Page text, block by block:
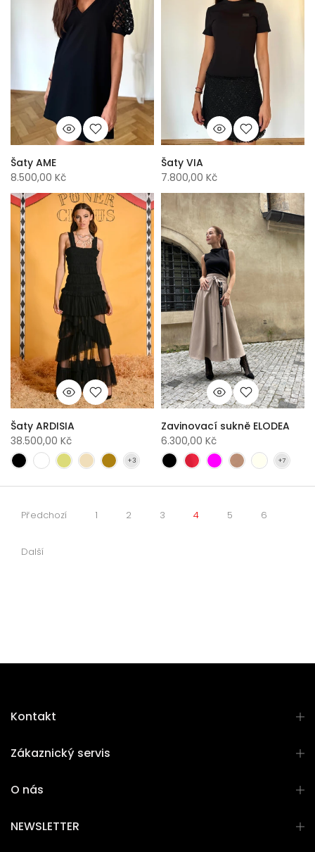
Šaty AME
8.500,00 Kč
Šaty VIA
7.800,00 Kč
Šaty ARDISIA
38.500,00 Kč
Zavinovací sukně ELODEA
6.300,00 Kč
Předchozí 1 2 3 4 5 6
Další
Kontakt
Zákaznický servis
O nás
NEWSLETTER